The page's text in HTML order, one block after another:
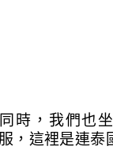
時，我們也
，這裡是連泰